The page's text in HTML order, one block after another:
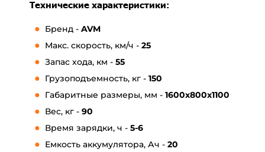
Технические характеристики:
Бренд - AVM
Макс. скорость, км/ч - 25
Запас хода, км - 55
Грузоподъемность, кг - 150
Габаритные размеры, мм - 1600x800x1100
Вес, кг - 90
Время зарядки, ч - 5-6
Емкость аккумулятора, Ач - 20